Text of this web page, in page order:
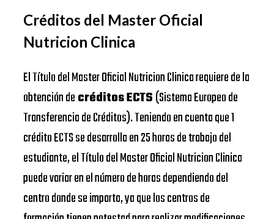
Créditos del Master Oficial
Nutricion Clinica
El Título del Master Oficial Nutricion Clinica requiere de la
obtención decréditos ECTS(Sistema Europeo de
Transferencia de Créditos). Teniendo en cuenta que 1
crédito ECTS se desarrolla en 25 horas de trabajo del
estudiante, el Título del Master Oficial Nutricion Clinica
puede variar en el número de horas dependiendo del
centro donde se imparta, ya que los centros de